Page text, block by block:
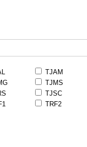
TJAM
TJMS
TJSC
TRF2